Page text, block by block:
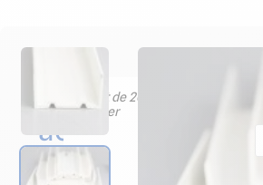
Les
accessoires
indispensables